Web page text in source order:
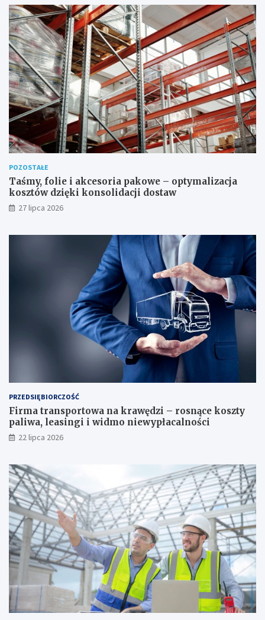
POZOSTAŁE
Taśmy, folie i akcesoria pakowe – optymalizacja
kosztów dzięki konsolidacji dostaw
27 lipca 2026
PRZEDSIĘBIORCZOŚĆ
Firma transportowa na krawędzi – rosnące koszty
paliwa, leasingi i widmo niewypłacalności
22 lipca 2026